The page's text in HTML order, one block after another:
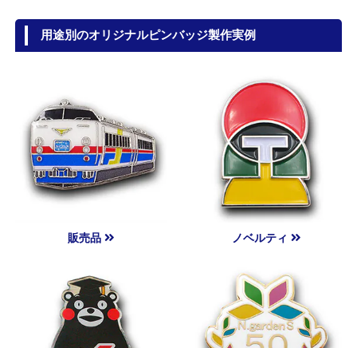
用途別のオリジナルピンバッジ製作実例
販売品 ノベルティ